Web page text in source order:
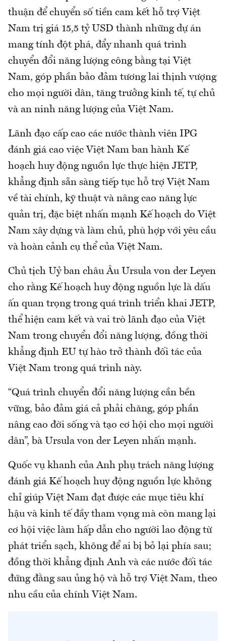
thuận để chuyển số tiền cam kết hỗ trợ Việt
Nam trị giá 15,5 tỷ USD thành những dự án
mang tính đột phá, đẩy nhanh quá trình
chuyển đổi năng lượng công bằng tại Việt
Nam, góp phần bảo đảm tương lai thịnh vượng
cho mọi người dân, tăng trưởng kinh tế, tự chủ
và an ninh năng lượng của Việt Nam.
Lãnh đạo cấp cao các nước thành viên IPG
đánh giá cao việc Việt Nam ban hành Kế
hoạch huy động nguồn lực thực hiện JETP,
khẳng định sẵn sàng tiếp tục hỗ trợ Việt Nam
về tài chính, kỹ thuật và nâng cao năng lực
quản trị, đặc biệt nhấn mạnh Kế hoạch do Việt
Nam xây dựng và làm chủ, phù hợp với yêu cầu
và hoàn cảnh cụ thể của Việt Nam.
Chủ tịch Uỷ ban châu Âu Ursula von der Leyen
cho rằng Kế hoạch huy động nguồn lực là dấu
ấn quan trọng trong quá trình triển khai JETP,
thể hiện cam kết và vai trò lãnh đạo của Việt
Nam trong chuyển đổi năng lượng, đồng thời
khẳng định EU tự hào trở thành đối tác của
Việt Nam trong quá trình này.
“Quá trình chuyển đổi năng lượng cần bền
vững, bảo đảm giá cả phải chăng, góp phần
nâng cao đời sống và tạo cơ hội cho mọi người
dân”, bà Ursula von der Leyen nhấn mạnh.
Quốc vụ khanh của Anh phụ trách năng lượng
đánh giá Kế hoạch huy động nguồn lực không
chỉ giúp Việt Nam đạt được các mục tiêu khí
hậu và kinh tế đầy tham vọng mà còn mang lại
cơ hội việc làm hấp dẫn cho người lao động từ
phát triển sạch, không để ai bị bỏ lại phía sau;
đồng thời khẳng định Anh và các nước đối tác
đứng đằng sau ủng hộ và hỗ trợ Việt Nam, theo
nhu cầu của chính Việt Nam.